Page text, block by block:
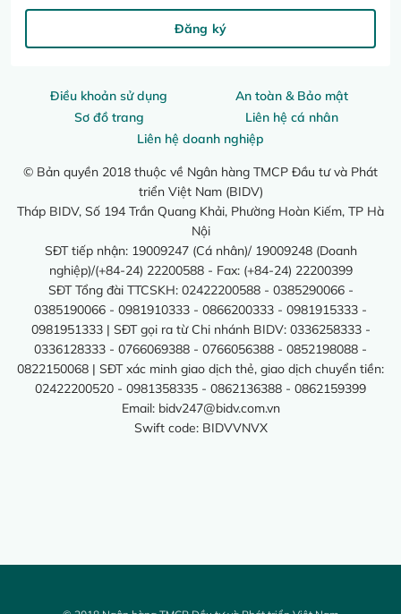
Điều khoản sử dụng
An toàn & Bảo mật
Sơ đồ trang
Liên hệ cá nhân
Liên hệ doanh nghiệp
© Bản quyền 2018 thuộc về Ngân hàng TMCP Đầu tư và Phát
triển Việt Nam (BIDV)
Tháp BIDV, Số 194 Trần Quang Khải, Phường Hoàn Kiếm, TP Hà
Nội
SĐT tiếp nhận: 19009247 (Cá nhân)/ 19009248 (Doanh
nghiệp)/(+84-24) 22200588 - Fax: (+84-24) 22200399
SĐT Tổng đài TTCSKH: 02422200588 - 0385290066 -
0385190066 - 0981910333 - 0866200333 - 0981915333 -
0981951333 | SĐT gọi ra từ Chi nhánh BIDV: 0336258333 -
0336128333 - 0766069388 - 0766056388 - 0852198088 -
0822150068 | SĐT xác minh giao dịch thẻ, giao dịch chuyển tiền:
02422200520 - 0981358335 - 0862136388 - 0862159399
Email: bidv247@bidv.com.vn
Swift code: BIDVVNVX
Đăng ký